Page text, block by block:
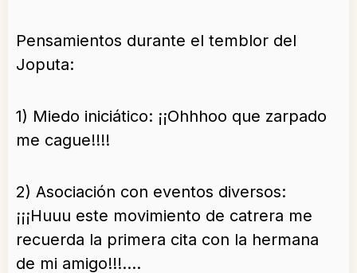
Pensamientos durante el temblor del
Joputa:
1) Miedo iniciático: ¡¡Ohhhoo que zarpado
me cague!!!!
2) Asociación con eventos diversos:
¡¡¡Huuu este movimiento de catrera me
recuerda la primera cita con la hermana
de mi amigo!!!….